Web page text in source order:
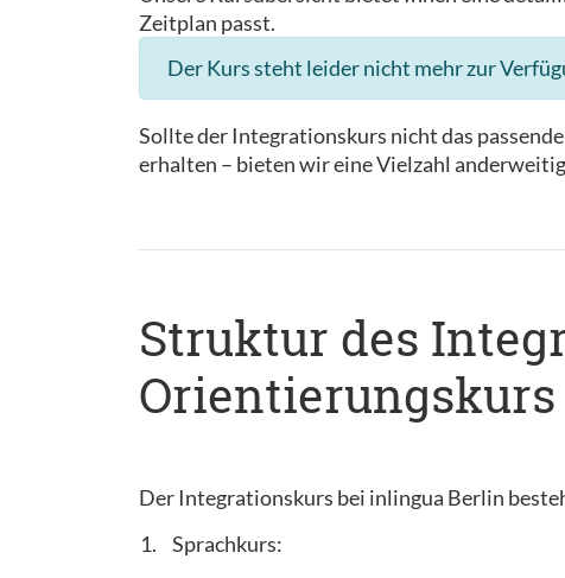
Zeitplan passt.
Der Kurs steht leider nicht mehr zur
Sollte der Integrationskurs nicht das
erhalten – bieten wir eine Vielzahl
Struktur des
Orientierungskurs
Der Integrationskurs bei inlingua Berlin
Sprachkurs: